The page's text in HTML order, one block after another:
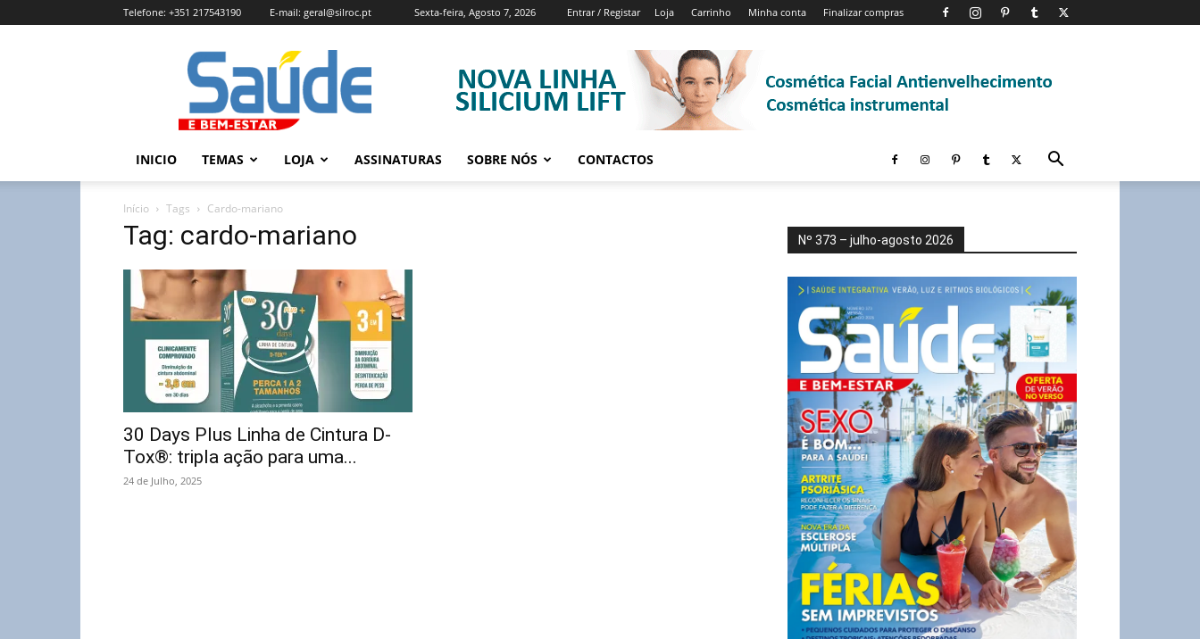
Sexta-feira, Agosto 7, 2026 Entrar / Registar Loja Carrinho Minha conta Finalizar compras
Telefone: +351 217543190 E-mail: geral@silroc.pt
Revista
Saúde
e
Bem
Estar
Edição
INICIO TEMAS LOJA ASSINATURAS SOBRE NÓS CONTACTOS
Início Tags Cardo-mariano
Tag: cardo-mariano
30 Days Plus Linha de Cintura D-
Tox®: tripla ação para uma...
24 de Julho, 2025
Nº 373 – julho-agosto 2026